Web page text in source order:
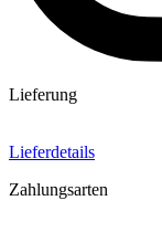
Lieferung
Lieferdetails
Zahlungsarten